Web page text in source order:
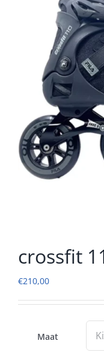
crossfit
€210,00
Maat